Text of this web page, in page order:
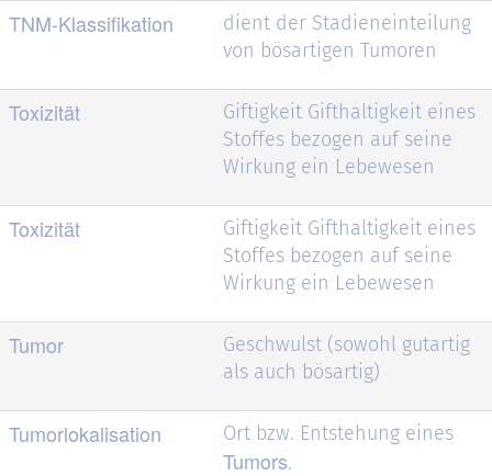
TNM-Klassifikation
dient der Stadieneinteilung
von bösartigen Tumoren
Toxizität
Giftigkeit Gifthaltigkeit eines
Stoffes bezogen auf seine
Wirkung ein Lebewesen
Toxizität
Giftigkeit Gifthaltigkeit eines
Stoffes bezogen auf seine
Wirkung ein Lebewesen
Tumor
Geschwulst (sowohl gutartig
als auch bösartig)
Tumorlokalisation Ort bzw. Entstehung eines
Tumors.